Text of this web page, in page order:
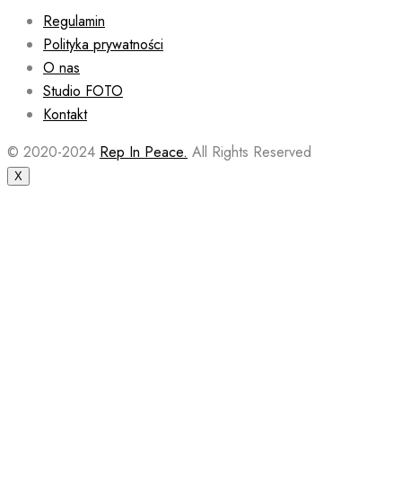
Regulamin
Polityka prywatności
O nas
Studio FOTO
Kontakt
© 2020-2024 Rep In Peace. All Rights Reserved
X